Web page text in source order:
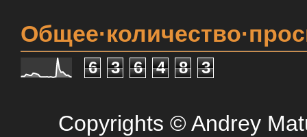
6 3 6 4 8 3
Copyrights © Andrey